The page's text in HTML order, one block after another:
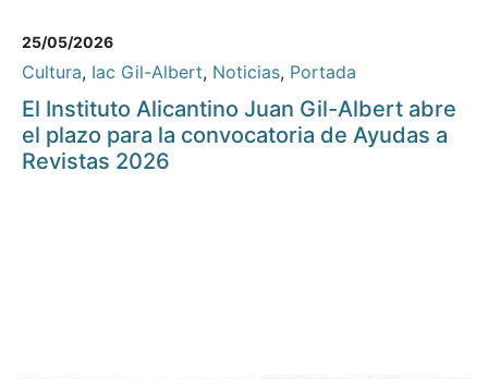
25/05/2026
Cultura, Iac Gil-Albert, Noticias, Portada
El Instituto Alicantino Juan Gil-Albert abre
el plazo para la convocatoria de Ayudas a
Revistas 2026